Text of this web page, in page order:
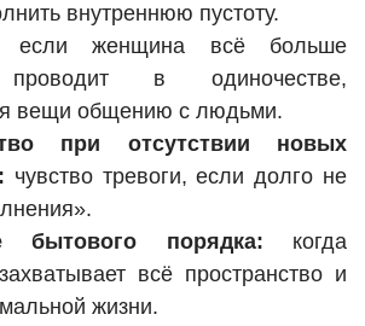
внутреннюю пустоту.
если женщина всё больше
в одиночестве,
вещи общению с людьми.
при отсутствии новых
чувство тревоги, если долго не
бытового порядка: когда
всё пространство и
жизни.